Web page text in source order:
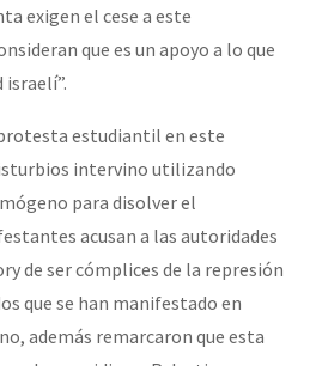
exigen el cese a este
que es un apoyo a lo que
estudiantil en este
intervino utilizando
para disolver el
acusan a las autoridades
de ser cómplices de la represión
que se han manifestado en
además remarcaron que esta